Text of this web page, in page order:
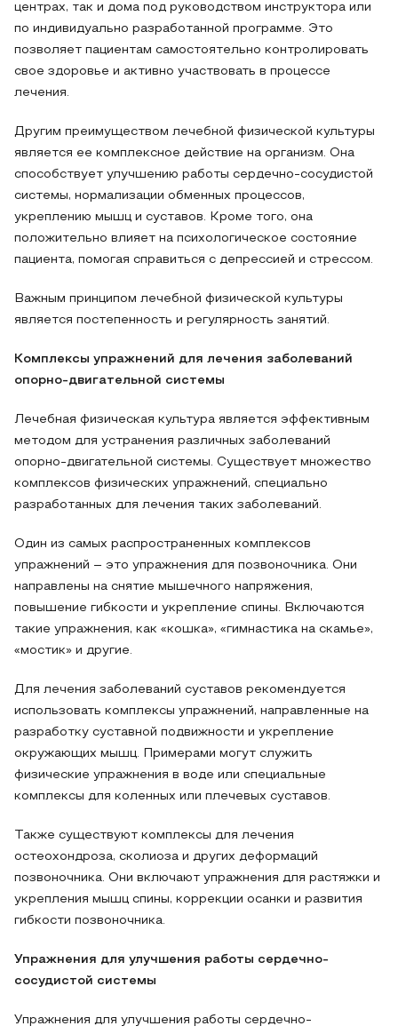
центрах, так и дома под руководством инструктора или
по индивидуально разработанной программе. Это
позволяет пациентам самостоятельно контролировать
свое здоровье и активно участвовать в процессе
лечения.
Другим преимуществом лечебной физической культуры
является ее комплексное действие на организм. Она
способствует улучшению работы сердечно-сосудистой
системы, нормализации обменных процессов,
укреплению мышц и суставов. Кроме того, она
положительно влияет на психологическое состояние
пациента, помогая справиться с депрессией и стрессом.
Важным принципом лечебной физической культуры
является постепенность и регулярность занятий.
Комплексы упражнений для лечения заболеваний
опорно-двигательной системы
Лечебная физическая культура является эффективным
методом для устранения различных заболеваний
опорно-двигательной системы. Существует множество
комплексов физических упражнений, специально
разработанных для лечения таких заболеваний.
Один из самых распространенных комплексов
упражнений – это упражнения для позвоночника. Они
направлены на снятие мышечного напряжения,
повышение гибкости и укрепление спины. Включаются
такие упражнения, как «кошка», «гимнастика на скамье»,
«мостик» и другие.
Для лечения заболеваний суставов рекомендуется
использовать комплексы упражнений, направленные на
разработку суставной подвижности и укрепление
окружающих мышц. Примерами могут служить
физические упражнения в воде или специальные
комплексы для коленных или плечевых суставов.
Также существуют комплексы для лечения
остеохондроза, сколиоза и других деформаций
позвоночника. Они включают упражнения для растяжки и
укрепления мышц спины, коррекции осанки и развития
гибкости позвоночника.
Упражнения для улучшения работы сердечно-
сосудистой системы
Упражнения для улучшения работы сердечно-